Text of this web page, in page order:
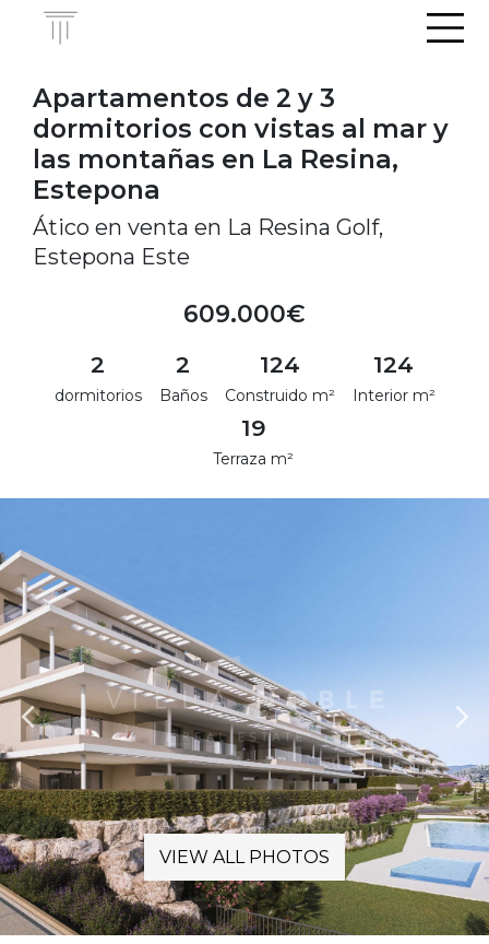
Apartamentos de 2 y 3
dormitorios con vistas al mar y
las montañas en La Resina,
Estepona
Ático en venta en La Resina Golf,
Estepona Este
609.000€
2
dormitorios
2
Baños
124
Construido m²
124
Interior m²
19
Terraza m²
VIEW ALL PHOTOS